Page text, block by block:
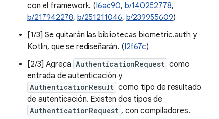
con el framework. (I6ac90, b/140252778,
b/217942278, b/251211046, b/239955609)
[1/3] Se quitarán las bibliotecas biometric.auth y
Kotlin, que se rediseñarán. (I2f67c)
[2/3] Agrega AuthenticationRequest como
entrada de autenticación y
AuthenticationResult como tipo de resultado
de autenticación. Existen dos tipos de
AuthenticationRequest , con compiladores.